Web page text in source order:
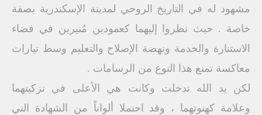
مشهود له في التاريخ الروحي لمدينة الإسكندرية بصفة
خاصة . حيث نظروا إليهما كعمودين مُنيرين في فضاء
الاستنارة والخدمة ونهضة الإصلاح والتعليم وسط تيارات
معاكسة تمنع هذا النوع من الرسامات .
لكن يد الله تدخلت وكانت هي الأعلى في تزكيتهما
وعلامة كهنوتهما ، وقد احتملا ألواناً من الشهادة التي